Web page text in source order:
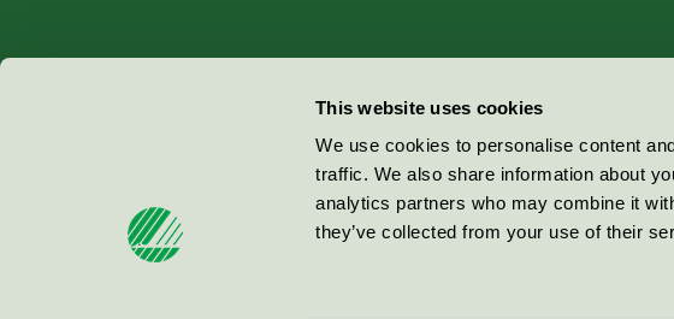
This website uses cookies
We use cookies to personalise content
traffic. We also share information about
analytics partners who may combine it
they’ve collected from your use of their
Miljömärkning Sverige AB
100 64